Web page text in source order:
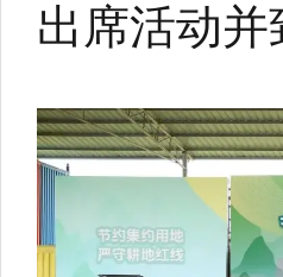
出席活动并